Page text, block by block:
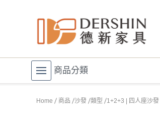
商品分類
Home 商品 沙發 類型 1+2+3 | 四人座沙發